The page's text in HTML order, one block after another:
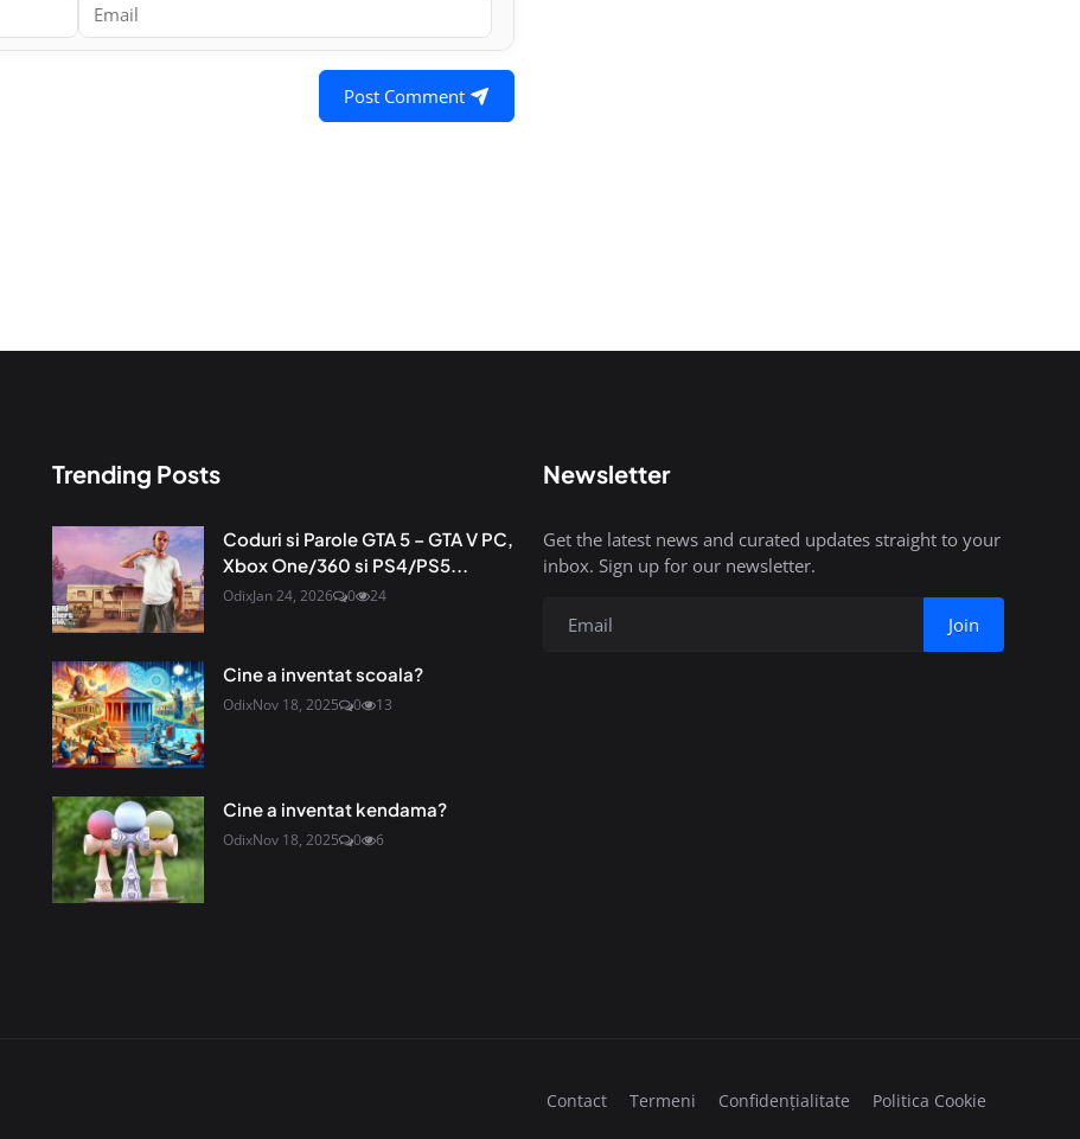
Post Comment
Trending Posts
Coduri si Parole GTA 5 – GTA V PC,
Xbox One/360 si PS4/PS5...
OdixJan 24, 2026 0 24
Cine a inventat scoala?
OdixNov 18, 2025 0 13
Cine a inventat kendama?
OdixNov 18, 2025 0 6
Newsletter
Get the latest news and curated updates straight to your
inbox. Sign up for our newsletter.
Join
Contact Termeni Confidențialitate Politica Cookie